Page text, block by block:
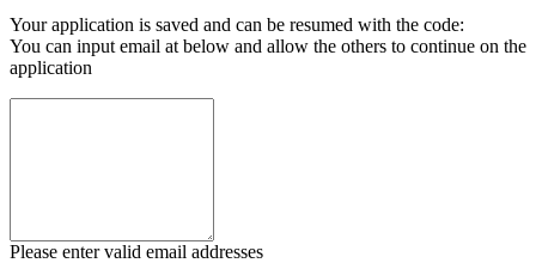
Your application is saved and can be resumed with the code:
You can input email at below and allow the others to continue on the
application
Please enter valid email addresses